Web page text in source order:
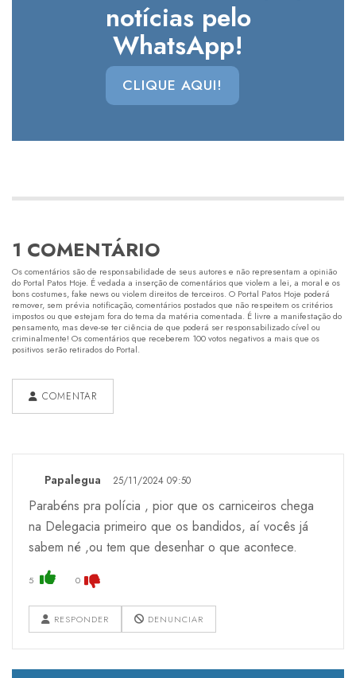
notícias pelo
WhatsApp!
CLIQUE AQUI!
1 COMENTÁRIO
Os comentários são de responsabilidade de seus autores e não representam a opinião
do Portal Patos Hoje. É vedada a inserção de comentários que violem a lei, a moral e os
bons costumes, fake news ou violem direitos de terceiros. O Portal Patos Hoje poderá
remover, sem prévia notificação, comentários postados que não respeitem os critérios
impostos ou que estejam fora do tema da matéria comentada. É livre a manifestação do
pensamento, mas deve-se ter ciência de que poderá ser responsabilizado cível ou
criminalmente! Os comentários que receberem 100 votos negativos a mais que os
positivos serão retirados do Portal.
COMENTAR
Papalegua 25/11/2024 09:50
Parabéns pra polícia , pior que os carniceiros chega
na Delegacia primeiro que os bandidos, aí vocês já
sabem né ,ou tem que desenhar o que acontece.
5 0
RESPONDER DENUNCIAR